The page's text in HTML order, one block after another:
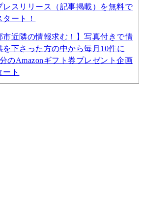
レスリリース（記事掲載）を無料で
タート！
市近隣の情報求む！】写真付きで情
を下さった方の中から毎月10件に
のAmazonギフト券プレゼント企画
ート